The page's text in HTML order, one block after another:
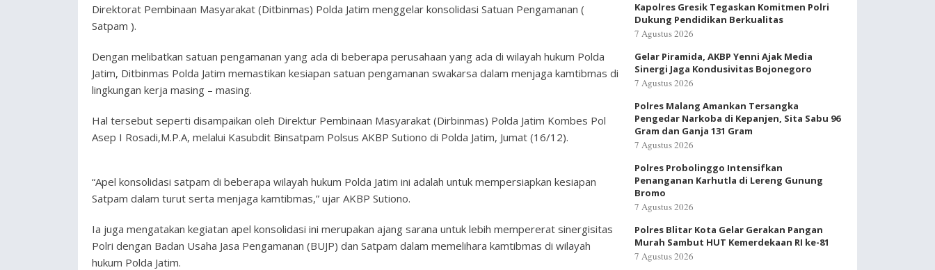
Direktorat Pembinaan Masyarakat (Ditbinmas) Polda Jatim menggelar konsolidasi Satuan Pengamanan (
Satpam ).
Dengan melibatkan satuan pengamanan yang ada di beberapa perusahaan yang ada di wilayah hukum Polda
Jatim, Ditbinmas Polda Jatim memastikan kesiapan satuan pengamanan swakarsa dalam menjaga kamtibmas di
lingkungan kerja masing – masing.
Hal tersebut seperti disampaikan oleh Direktur Pembinaan Masyarakat (Dirbinmas) Polda Jatim Kombes Pol
Asep I Rosadi,M.P.A, melalui Kasubdit Binsatpam Polsus AKBP Sutiono di Polda Jatim, Jumat (16/12).
“Apel konsolidasi satpam di beberapa wilayah hukum Polda Jatim ini adalah untuk mempersiapkan kesiapan
Satpam dalam turut serta menjaga kamtibmas,” ujar AKBP Sutiono.
Ia juga mengatakan kegiatan apel konsolidasi ini merupakan ajang sarana untuk lebih mempererat sinergisitas
Polri dengan Badan Usaha Jasa Pengamanan (BUJP) dan Satpam dalam memelihara kamtibmas di wilayah
hukum Polda Jatim.
Kapolres Gresik Tegaskan Komitmen Polri
Dukung Pendidikan Berkualitas
7 Agustus 2026
Gelar Piramida, AKBP Yenni Ajak Media
Sinergi Jaga Kondusivitas Bojonegoro
7 Agustus 2026
Polres Malang Amankan Tersangka
Pengedar Narkoba di Kepanjen, Sita Sabu 96
Gram dan Ganja 131 Gram
7 Agustus 2026
Polres Probolinggo Intensifkan
Penanganan Karhutla di Lereng Gunung
Bromo
7 Agustus 2026
Polres Blitar Kota Gelar Gerakan Pangan
Murah Sambut HUT Kemerdekaan RI ke-81
7 Agustus 2026